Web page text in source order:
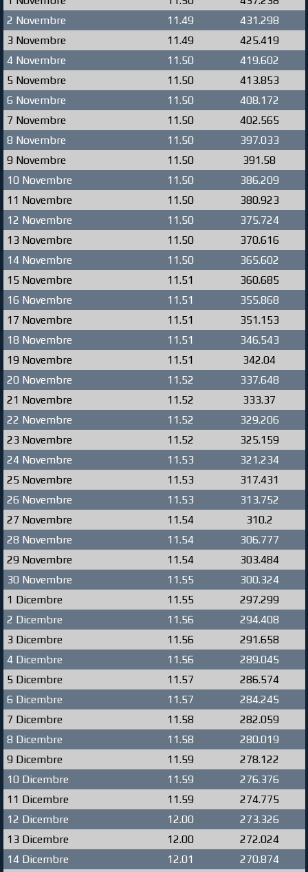
2 Novembre
11.49
431.298
3 Novembre
11.49
425.419
4 Novembre
11.50
419.602
5 Novembre
11.50
413.853
6 Novembre
11.50
408.172
7 Novembre
11.50
402.565
8 Novembre
11.50
397.033
9 Novembre
11.50
391.58
10 Novembre
11.50
386.209
11 Novembre
11.50
380.923
12 Novembre
11.50
375.724
13 Novembre
11.50
370.616
14 Novembre
11.50
365.602
15 Novembre
11.51
360.685
16 Novembre
11.51
355.868
17 Novembre
11.51
351.153
18 Novembre
11.51
346.543
19 Novembre
11.51
342.04
20 Novembre
11.52
337.648
21 Novembre
11.52
333.37
22 Novembre
11.52
329.206
23 Novembre
11.52
325.159
24 Novembre
11.53
321.234
25 Novembre
11.53
317.431
26 Novembre
11.53
313.752
27 Novembre
11.54
310.2
28 Novembre
11.54
306.777
29 Novembre
11.54
303.484
30 Novembre
11.55
300.324
1 Dicembre
11.55
297.299
2 Dicembre
11.56
294.408
3 Dicembre
11.56
291.658
4 Dicembre
11.56
289.045
5 Dicembre
11.57
286.574
6 Dicembre
11.57
284.245
7 Dicembre
11.58
282.059
8 Dicembre
11.58
280.019
9 Dicembre
11.59
278.122
10 Dicembre
11.59
276.376
11 Dicembre
11.59
274.775
12 Dicembre
12.00
273.326
13 Dicembre
12.00
272.024
14 Dicembre
12.01
270.874